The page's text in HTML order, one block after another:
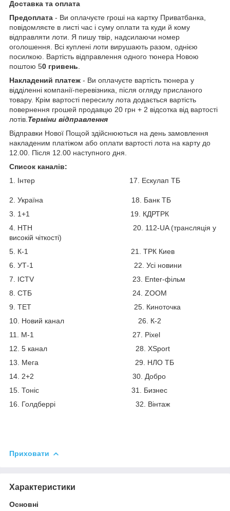
Доставка та оплата
Предоплата - Ви оплачуєте гроші на картку Приватбанка,
повідомляєте в листі час і суму оплати та куди й кому
відправляти лоти. Я пишу твір, надсилаючи номер
оголошення. Всі куплені лоти вирушають разом, однією
посилкою. Вартість відправлення одного тюнера Новою
поштою 50 гривень
Накладений платеж - Ви оплачуєте вартість тюнера у
відділенні компанії-перевізника, після огляду присланого
товару. Крім вартості пересилу лота додається вартість
повернення грошей продавцю 20 грн + 2 відсотка від вартості
лотів. Терміни відправлення
Відправки Нової Пощой здійснюються на день замовлення
накладеним платіжом або оплати вартості лота на карту до
12.00. Після 12.00 наступного дня.
Список каналів:
1. Інтер 17. Ескулап ТБ
2. Україна 18. Банк ТБ
3. 1+1 19. КДРТРК
4. НТН 20. 112-UA (трансляція у
високій чіткості)
5. К-1 21. ТРК Киев
6. УТ-1 22. Усі новини
7. ICTV 23. Enter-фільм
8. СТБ 24. ZOOM
9. ТЕТ 25. Киноточка
10. Новий канал 26. К-2
11. М-1 27. Pixel
12. 5 канал 28. XSport
13. Мега 29. НЛО ТБ
14. 2+2 30. Добро
15. Тоніс 31. Бизнес
16. Голдберрі 32. Вінтаж
Приховати
Характеристики
Основні